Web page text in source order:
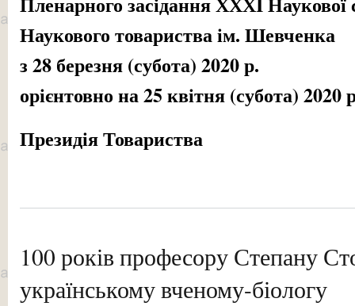
Наукового товариства ім. Шевченка
з 28 березня (субота) 2020 р.
орієнтовно на 25 квітня (субота) 2020
Президія Товариства
100 років професору Степану
українському вченому-біологу